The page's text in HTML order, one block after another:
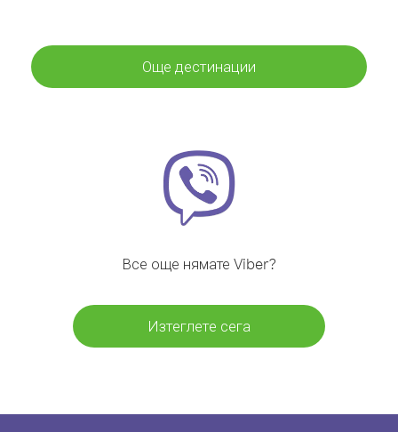
Още дестинации
Все още нямате Viber?
Изтеглете сега